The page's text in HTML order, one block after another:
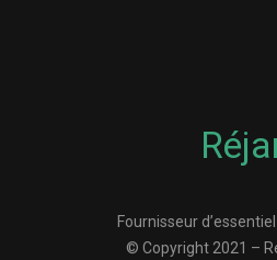
Fournisseur
© Copyright 2021 –